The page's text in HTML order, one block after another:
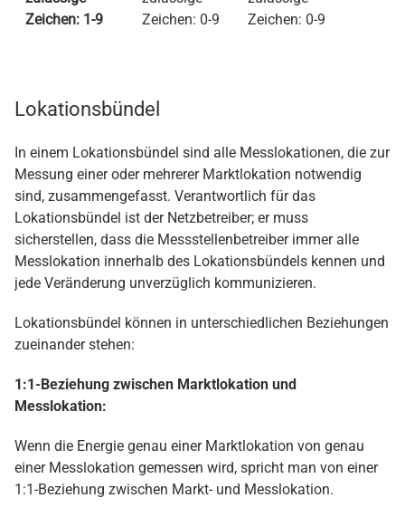
Zeichen: 1-9
Zeichen: 0-9
Zeichen: 0-9
Lokationsbündel
In einem Lokationsbündel sind alle Messlokationen, die zur
Messung einer oder mehrerer Marktlokation notwendig
sind, zusammengefasst. Verantwortlich für das
Lokationsbündel ist der Netzbetreiber; er muss
sicherstellen, dass die Messstellenbetreiber immer alle
Messlokation innerhalb des Lokationsbündels kennen und
jede Veränderung unverzüglich kommunizieren.
Lokationsbündel können in unterschiedlichen Beziehungen
zueinander stehen:
1:1-Beziehung zwischen Marktlokation und
Messlokation:
Wenn die Energie genau einer Marktlokation von genau
einer Messlokation gemessen wird, spricht man von einer
1:1-Beziehung zwischen Markt- und Messlokation.